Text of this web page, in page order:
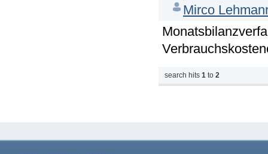
Mirco
search hits 1 to 2